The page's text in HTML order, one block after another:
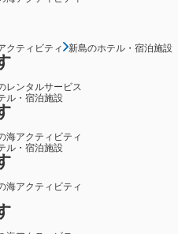
クティビティ 新島のホテル・宿泊施設
レンタルサービス
ル・宿泊施設
海アクティビティ
ル・宿泊施設
海アクティビティ